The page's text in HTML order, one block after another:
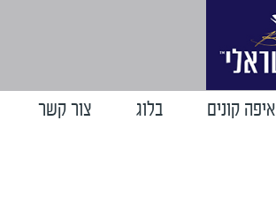
איפה קונים בלוג צור קשר